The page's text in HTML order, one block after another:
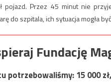
pojazd. Przez 45 minut nie
do szpitala, ich sytuacja mogła
Fundację
potrzebowaliśmy:15 000